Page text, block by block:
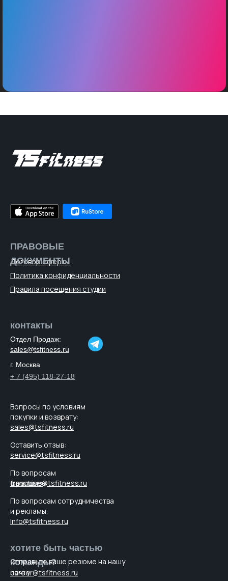
Политика конфиденциальности
Договор оферты
Правила посещения студии
ПРАВОВЫЕ
ДОКУМЕНТЫ
Отдел Продаж:
sales@tsfitness.ru
Вопросы по условиям
покупки и возврату:
sales@tsfitness.ru
Оставить отзыв:
service@tsfitness.ru
По вопросам
франшизы:
franchise@tsfitness.ru
По вопросам cотрудничества
и рекламы:
Info@tsfitness.ru
контакты
хотите быть частью
команды?
Отправьте ваше резюме на нашу
почту
career@tsfitness.ru
+ 7 (495) 118-27-18
г. Москва